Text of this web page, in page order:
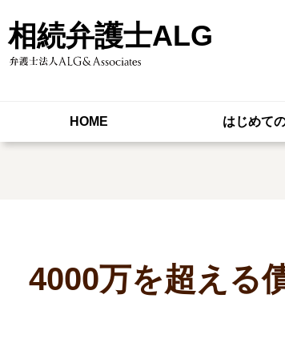
相続弁護士ALG
HOME はじめて
4000万を超える